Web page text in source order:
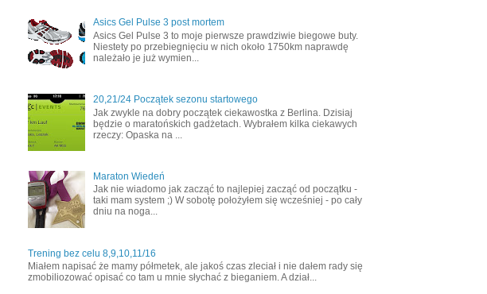
Asics Gel Pulse 3 post mortem
Asics Gel Pulse 3 to moje pierwsze prawdziwie biegowe buty.
Niestety po przebiegnięciu w nich około 1750km naprawdę
należało je już wymien...
20,21/24 Początek sezonu startowego
Jak zwykle na dobry początek ciekawostka z Berlina. Dzisiaj
będzie o maratońskich gadżetach. Wybrałem kilka ciekawych
rzeczy: Opaska na ...
Maraton Wiedeń
Jak nie wiadomo jak zacząć to najlepiej zacząć od początku -
taki mam system ;) W sobotę położyłem się wcześniej - po cały
dniu na noga...
Trening bez celu 8,9,10,11/16
Miałem napisać że mamy półmetek, ale jakoś czas zleciał i nie dałem rady się
zmobiliozować opisać co tam u mnie słychać z bieganiem. A dział...